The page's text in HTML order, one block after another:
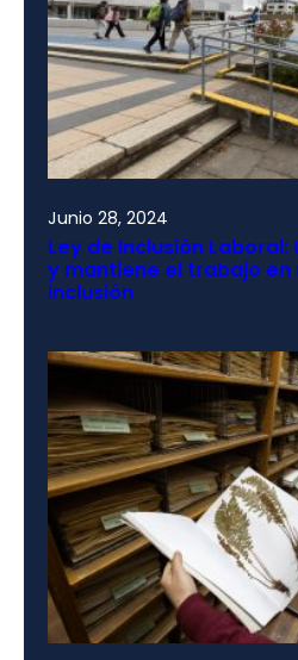
Junio 28, 2024
Ley de Inclusión
y mantiene el trabajo
inclusión